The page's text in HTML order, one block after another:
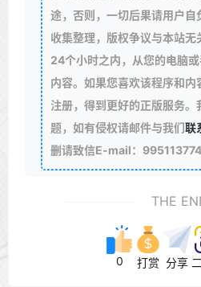
途，否则，一切后果请用户自
收集整理，版权争议与本站无
24个小时之内，从您的电脑
内容。如果您喜欢该程序和内
注册，得到更好的正版服务。
题，如有侵权请邮件与我们联
删请致信E-mail：
THE
0 打赏 分享